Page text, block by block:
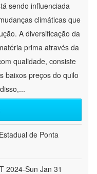
sendo influenciada
climáticas que
A diversificação da
prima através da
qualidade, consiste
baixos preços do quilo
...
de Ponta
2024-Sun Jan 31